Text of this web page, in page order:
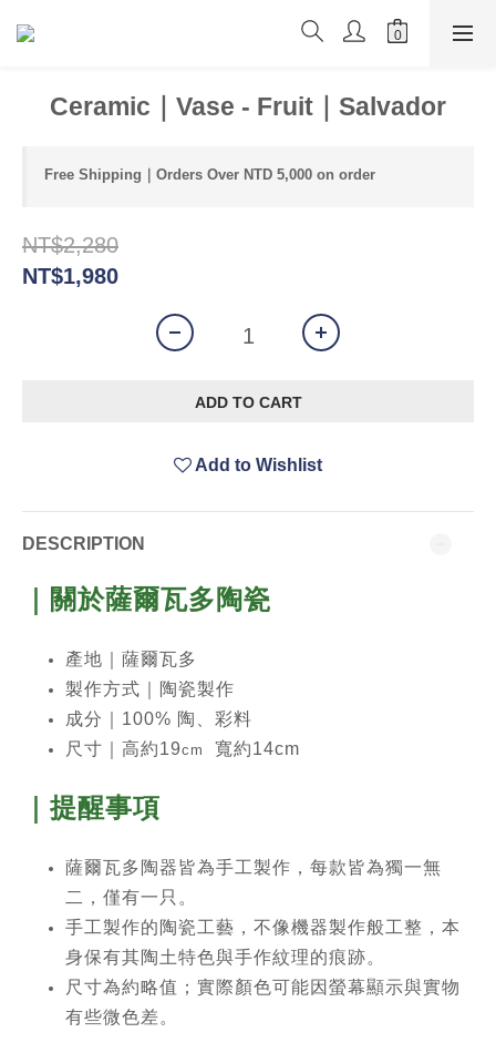
Ceramic｜Vase - Fruit｜Salvador
Free Shipping｜Orders Over NTD 5,000 on order
NT$2,280
NT$1,980
ADD TO CART
Add to Wishlist
DESCRIPTION
｜關於薩爾瓦多陶瓷
產地｜薩爾瓦多
製作方式｜陶瓷製作
成分｜100% 陶、彩料
尺寸｜高約19cm 寬約14cm
｜提醒事項
薩爾瓦多陶器皆為手工製作，每款皆為獨一無
二，僅有一只。
手工製作的陶瓷工藝，不像機器製作般工整，本
身保有其陶土特色與手作紋理的痕跡。
尺寸為約略值；實際顏色可能因螢幕顯示與實物
有些微色差。